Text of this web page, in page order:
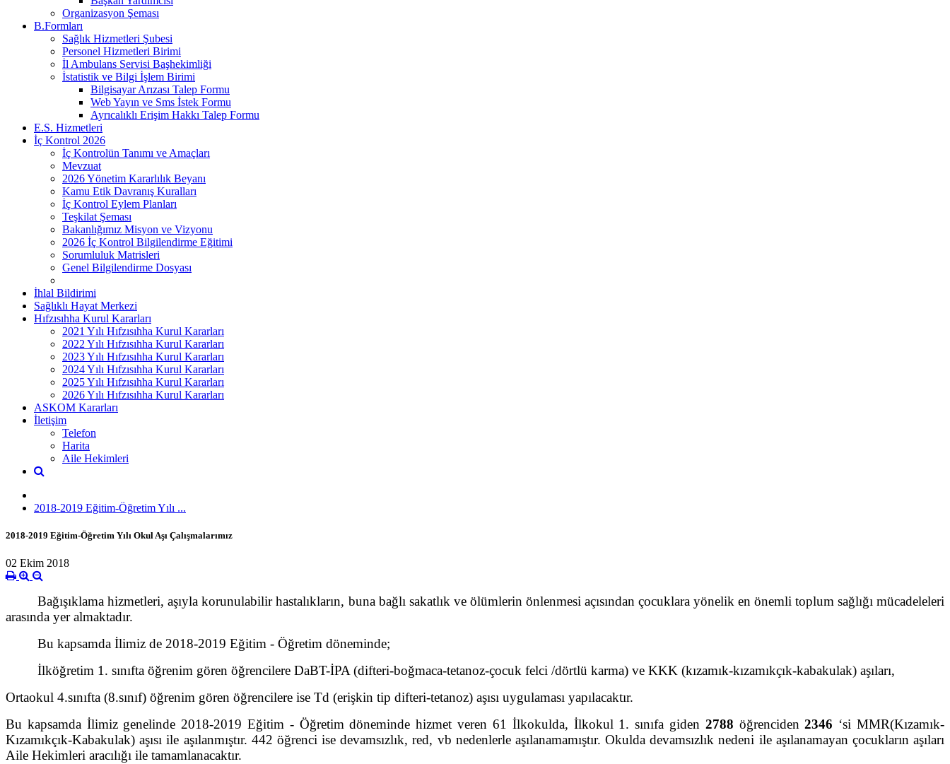
Organizasyon Şeması
B.Formları
Sağlık Hizmetleri Şubesi
Personel Hizmetleri Birimi
İl Ambulans Servisi Başhekimliği
İstatistik ve Bilgi İşlem Birimi
Bilgisayar Arızası Talep Formu
Web Yayın ve Sms İstek Formu
Ayrıcalıklı Erişim Hakkı Talep Formu
E.S. Hizmetleri
İç Kontrol 2026
İç Kontrolün Tanımı ve Amaçları
Mevzuat
2026 Yönetim Kararlılık Beyanı
Kamu Etik Davranış Kuralları
İç Kontrol Eylem Planları
Teşkilat Şeması
Bakanlığımız Misyon ve Vizyonu
2026 İç Kontrol Bilgilendirme Eğitimi
Sorumluluk Matrisleri
Genel Bilgilendirme Dosyası
İhlal Bildirimi
Sağlıklı Hayat Merkezi
Hıfzısıhha Kurul Kararları
2021 Yılı Hıfzısıhha Kurul Kararları
2022 Yılı Hıfzısıhha Kurul Kararları
2023 Yılı Hıfzısıhha Kurul Kararları
2024 Yılı Hıfzısıhha Kurul Kararları
2025 Yılı Hıfzısıhha Kurul Kararları
2026 Yılı Hıfzısıhha Kurul Kararları
ASKOM Kararları
İletişim
Telefon
Harita
Aile Hekimleri
2018-2019 Eğitim-Öğretim Yılı ...
2018-2019 Eğitim-Öğretim Yılı Okul Aşı Çalışmalarımız
02 Ekim 2018
Bağışıklama hizmetleri, aşıyla korunulabilir hastalıkların, buna bağlı sakatlık ve ölümlerin önlenmesi açısından çocuklara yönelik en önemli toplum sağlığı mücadeleleri
arasında yer almaktadır.
Bu kapsamda İlimiz de 2018-2019 Eğitim - Öğretim döneminde;
İlköğretim 1. sınıfta öğrenim gören öğrencilere DaBT-İPA (difteri-boğmaca-tetanoz-çocuk felci /dörtlü karma) ve KKK (kızamık-kızamıkçık-kabakulak) aşıları,
Ortaokul 4.sınıfta (8.sınıf) öğrenim gören öğrencilere ise Td (erişkin tip difteri-tetanoz) aşısı uygulaması yapılacaktır.
Bu kapsamda İlimiz genelinde 2018-2019 Eğitim - Öğretim döneminde hizmet veren 61 İlkokulda, İlkokul 1. sınıfa giden 2788 öğrenciden2346 ‘si MMR(Kızamık-
Kızamıkçık-Kabakulak) aşısı ile aşılanmıştır. 442 öğrenci ise devamsızlık, red, vb nedenlerle aşılanamamıştır. Okulda devamsızlık nedeni ile aşılanamayan çocukların aşıları
Aile Hekimleri aracılığı ile tamamlanacaktır.